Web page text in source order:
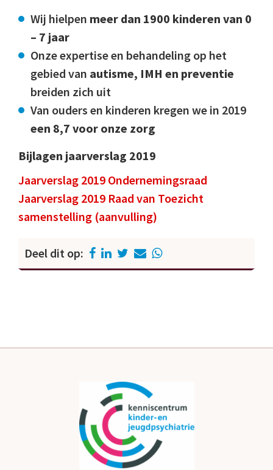
Wij hielpen meer dan 1900 kinderen van 0
– 7 jaar
Onze expertise en behandeling op het
gebied van autisme, IMH en preventie
breiden zich uit
Van ouders en kinderen kregen we in 2019
een 8,7 voor onze zorg
Bijlagen jaarverslag 2019
Jaarverslag 2019 Ondernemingsraad
Jaarverslag 2019 Raad van Toezicht
samenstelling (aanvulling)
Deel dit op: